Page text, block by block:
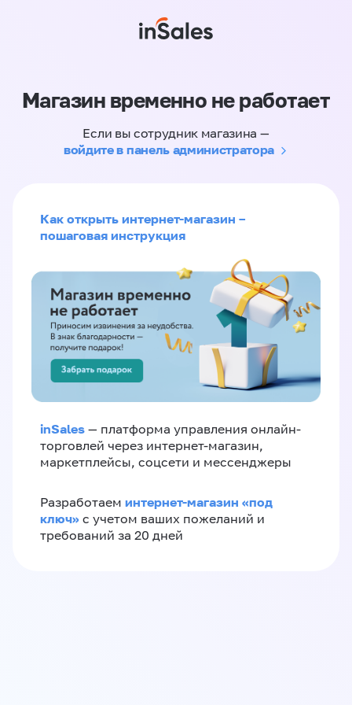
Магазин временно не работает
Если вы сотрудник магазина —
войдите в панель администратора
Как открыть интернет-магазин –
пошаговая инструкция
inSales — платформа управления онлайн-
торговлей через интернет-магазин,
маркетплейсы, соцсети и мессенджеры
Разработаем интернет-магазин «‎под
ключ»‎ с учетом ваших пожеланий и
требований за 20 дней